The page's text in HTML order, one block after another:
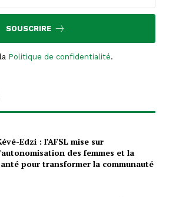
SOUSCRIRE
Politique de confidentialité.
Edzi : l’AFSL mise sur
des femmes et la
pour transformer la communauté